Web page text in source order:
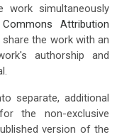
simultaneously
Attribution
the work with an
authorship and
separate, additional
the non-exclusive
version of the